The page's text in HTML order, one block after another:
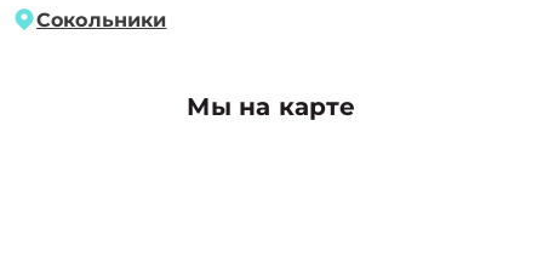
Сокольники
Мы на карте